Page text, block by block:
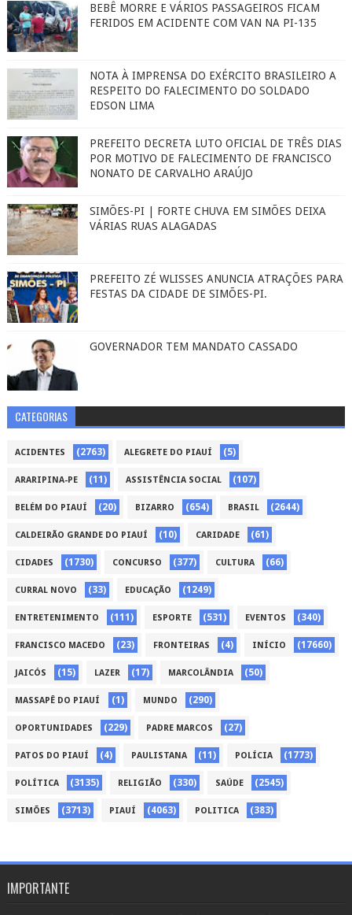
BEBÊ MORRE E VÁRIOS PASSAGEIROS FICAM
FERIDOS EM ACIDENTE COM VAN NA PI-135
NOTA À IMPRENSA DO EXÉRCITO BRASILEIRO A
RESPEITO DO FALECIMENTO DO SOLDADO
EDSON LIMA
PREFEITO DECRETA LUTO OFICIAL DE TRÊS DIAS
POR MOTIVO DE FALECIMENTO DE FRANCISCO
NONATO DE CARVALHO ARAÚJO
SIMÕES-PI | FORTE CHUVA EM SIMÕES DEIXA
VÁRIAS RUAS ALAGADAS
PREFEITO ZÉ WLISSES ANUNCIA ATRAÇÕES PARA
FESTAS DA CIDADE DE SIMÕES-PI.
GOVERNADOR TEM MANDATO CASSADO
CATEGORIAS
ACIDENTES (2763) ALEGRETE DO PIAUÍ (5)
ARARIPINA-PE (11) ASSISTÊNCIA SOCIAL (107)
BELÉM DO PIAUÍ (20) BIZARRO (654) BRASIL (2644)
CALDEIRÃO GRANDE DO PIAUÍ (10) CARIDADE (61)
CIDADES (1730) CONCURSO (377) CULTURA (66)
CURRAL NOVO (33) EDUCAÇÃO (1249)
ENTRETENIMENTO (111) ESPORTE (531) EVENTOS (340)
FRANCISCO MACEDO (23) FRONTEIRAS (4) INÍCIO (17660)
JAICÓS (15) LAZER (17) MARCOLÂNDIA (50)
MASSAPÊ DO PIAUÍ (1) MUNDO (290)
OPORTUNIDADES (229) PADRE MARCOS (27)
PATOS DO PIAUÍ (4) PAULISTANA (11) POLÍCIA (1773)
POLÍTICA (3135) RELIGIÃO (330) SAÚDE (2545)
SIMÕES (3713) PIAUÍ (4063) POLITICA (383)
IMPORTANTE